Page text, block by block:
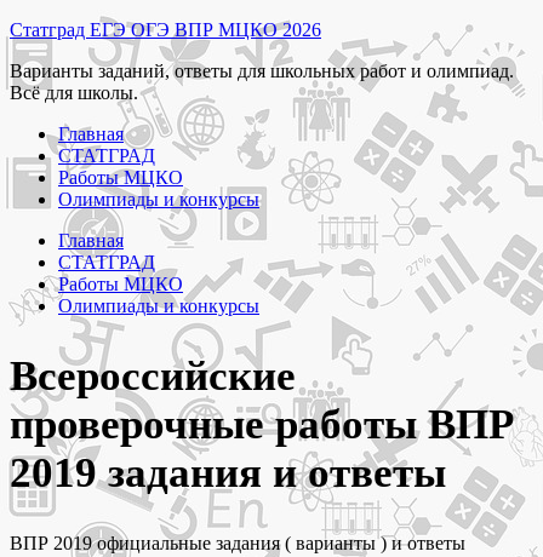
Перейти
к
содержимому
Статград ЕГЭ ОГЭ ВПР МЦКО 2026
Варианты заданий, ответы для школьных работ и олимпиад.
Всё для школы.
Главная
СТАТГРАД
Работы МЦКО
Олимпиады и конкурсы
Главная
СТАТГРАД
Работы МЦКО
Олимпиады и конкурсы
Всероссийские
проверочные работы ВПР
2019 задания и ответы
ВПР 2019 официальные задания ( варианты ) и ответы